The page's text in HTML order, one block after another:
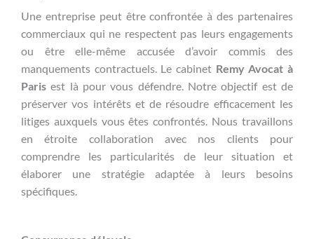
Une entreprise peut être confrontée à des partenaires
commerciaux qui ne respectent pas leurs engagements
ou être elle-même accusée d’avoir commis des
manquements contractuels. Le cabinet Remy Avocat à
Paris est là pour vous défendre. Notre objectif est de
préserver vos intérêts et de résoudre efficacement les
litiges auxquels vous êtes confrontés. Nous travaillons
en étroite collaboration avec nos clients pour
comprendre les particularités de leur situation et
élaborer une stratégie adaptée à leurs besoins
spécifiques.